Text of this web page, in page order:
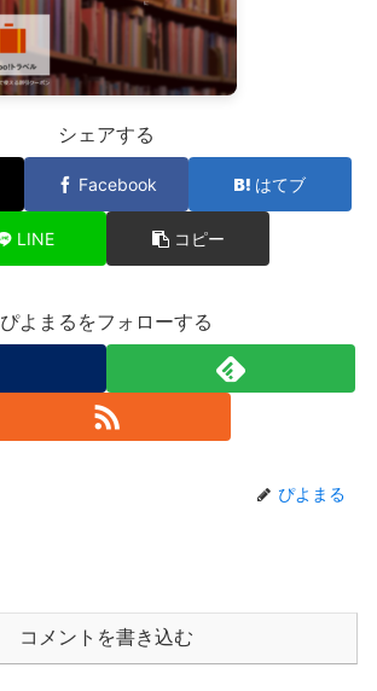
シェアする
Facebook はてブ
LINE コピー
ぴよまるをフォローする
ぴよまる
コメントを書き込む